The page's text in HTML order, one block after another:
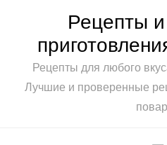
Рецепты
Рецепты для любого
Лучшие и проверенные